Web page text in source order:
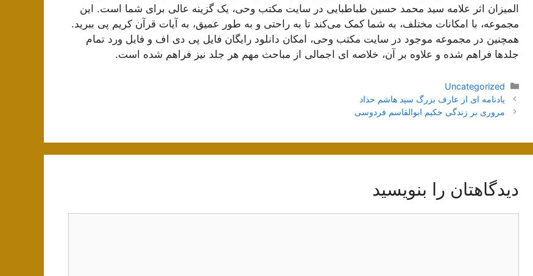
المیزان اثر علامه سید محمد حسین طباطبایی در سایت مکتب وحی، یک گزینه عالی برای شما است. این
مجموعه، با امکانات مختلف، به شما کمک می‌کند تا به راحتی و به طور عمیق، به آیات قرآن کریم پی ببرید.
همچنین در مجموعه موجود در سایت مکتب وحی، امکان دانلود رایگان فایل پی دی اف و فایل ورد تمام
جلدها فراهم شده و علاوه بر آن، خلاصه ای اجمالی از مباحث مهم هر جلد نیز فراهم شده است.
دسته‌ها
Uncategorized
ناوبری
نوشته‌ها
یادنامه ای از عارف بزرگ سید هاشم حداد
مروری بر زندگی حکیم ابوالقاسم فردوسی
دیدگاهتان را بنویسید